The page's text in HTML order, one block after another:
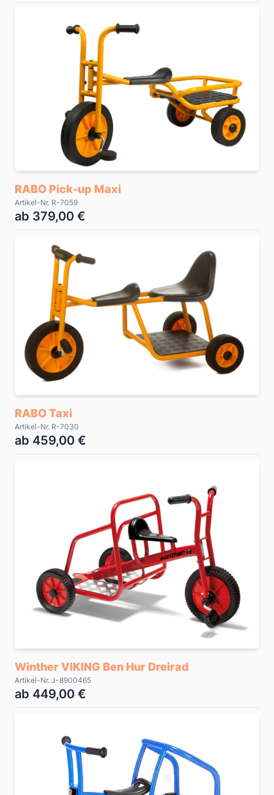
RABO Pick-up Maxi
Artikel-Nr. R-7059
ab 379,00 €
RABO Taxi
Artikel-Nr. R-7030
ab 459,00 €
Winther VIKING Ben Hur Dreirad
Artikel-Nr. J-8900465
ab 449,00 €